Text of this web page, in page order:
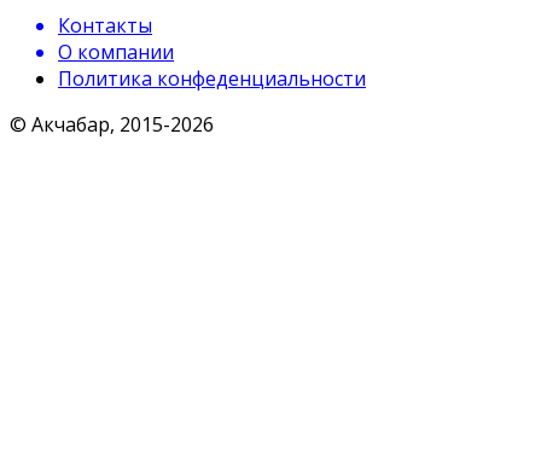
Контакты
О компании
Политика конфеденциальности
© Акчабар, 2015-2026